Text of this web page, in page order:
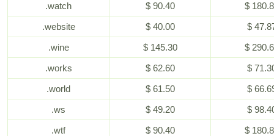
.watch
$ 90.40
$
.website
$ 40.00
$
.wine
$ 145.30
$
.works
$ 62.60
$
.world
$ 61.50
$
.ws
$ 49.20
$
.wtf
$ 90.40
$